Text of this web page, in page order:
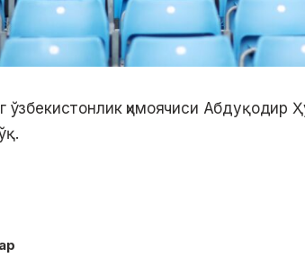
ўзбекистонлик ҳимоячиси Абдуқодир